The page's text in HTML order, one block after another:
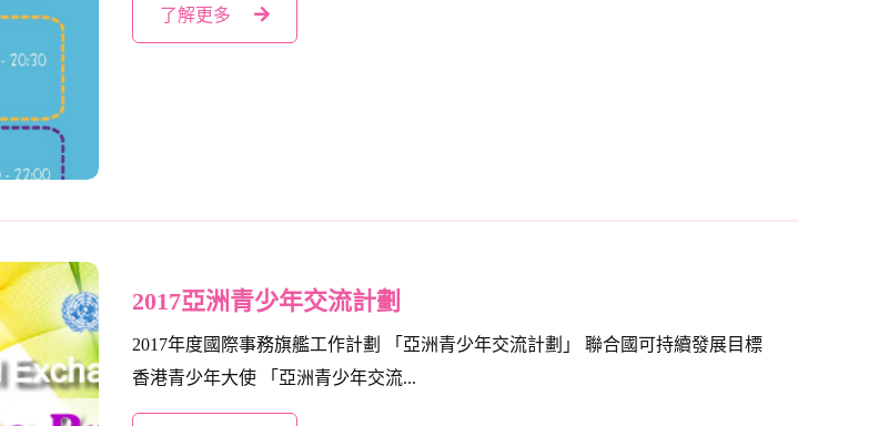
了解更多
2017亞洲青少年交流計劃
2017年度國際事務旗艦工作計劃 「亞洲青少年交流計劃」 聯合國可持續發展目標
香港青少年大使 「亞洲青少年交流...